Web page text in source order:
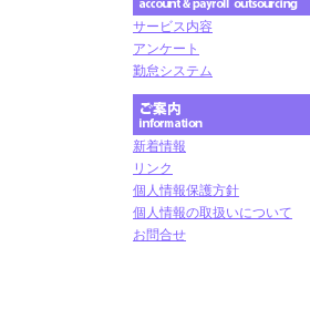
サービス内容
アンケート
勤怠システム
新着情報
リンク
個人情報保護方針
個人情報の取扱いについて
お問合せ